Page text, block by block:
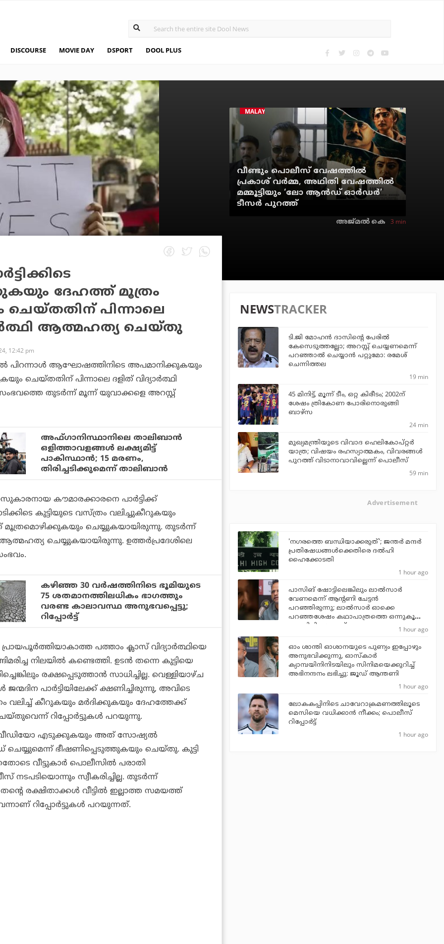
DISCOURSE MOVIE DAY DSPORT DOOL PLUS
MALAYALAM CINEMA
വീണ്ടും പൊലീസ് വേഷത്തിൽ
പ്രകാശ് വർമ്മ, അഥിതി വേഷത്തിൽ
മമ്മൂട്ടിയും ‘ലോ ആൻഡ് ഓർഡർ’
ടീസർ പുറത്ത്
അജ്മല്‍ കെ 3 min
ദേഹത്ത് മൂത്രം
ചെയ്തതിന് പിന്നാലെ
ആത്മഹത്യ ചെയ്തു
12:42 pm
പിറന്നാൾ ആഘോഷത്തിനിടെ അപമാനിക്കുകയും
ചെയ്തതിന് പിന്നാലെ ദളിത് വിദ്യാർത്ഥി
തുടർന്ന് മൂന്ന് യുവാക്കളെ അറസ്റ്റ്
അഫ്ഗാനിസ്ഥാനിലെ താലിബാൻ
ഒളിത്താവളങ്ങൾ ലക്ഷ്യമിട്ട്
പാകിസ്ഥാൻ; 15 മരണം,
തിരിച്ചടിക്കുമെന്ന് താലിബാൻ
കൗമാരക്കാരനെ പാർട്ടിക്ക്
കുട്ടിയുടെ വസ്ത്രം വലിച്ചുകീറുകയും
മൂത്രമൊഴിക്കുകയും ചെയ്യുകയായിരുന്നു. തുടർന്ന്
ചെയ്യുകയായിരുന്നു. ഉത്തർപ്രദേശിലെ
കഴിഞ്ഞ 30 വർഷത്തിനിടെ ഭൂമിയുടെ
75 ശതമാനത്തിലധികം ഭാഗത്തും
വരണ്ട കാലാവസ്ഥ അനുഭവപ്പെട്ടു;
റിപ്പോർട്ട്
പ്രായപൂർത്തിയാകാത്ത പത്താം ക്ലാസ് വിദ്യാർത്ഥിയെ
നിലയിൽ കണ്ടെത്തി. ഉടൻ തന്നെ കുട്ടിയെ
രക്ഷപ്പെടുത്താൻ സാധിച്ചില്ല. വെള്ളിയാഴ്ച
പാർട്ടിയിലേക്ക് ക്ഷണിച്ചിരുന്നു, അവിടെ
വലിച്ച് കീറുകയും മർദിക്കുകയും ദേഹത്തേക്ക്
റിപ്പോർട്ടുകൾ പറയുന്നു.
വീഡിയോ എടുക്കുകയും അത് സോഷ്യൽ
ഭീഷണിപ്പെടുത്തുകയും ചെയ്തു. കുട്ടി
വീട്ടുകാർ പൊലീസിൽ പരാതി
നടപടിയൊന്നും സ്വീകരിച്ചില്ല. തുടർന്ന്
രക്ഷിതാക്കൾ വീട്ടിൽ ഇല്ലാത്ത സമയത്ത്
റിപ്പോർട്ടുകൾ പറയുന്നത്.
NEWSTRACKER
ടി.ജി മോഹന്‍ ദാസിന്റെ പേരില്‍
കേസെടുത്തല്ലോ; അറസ്റ്റ് ചെയ്യണമെന്ന്
പറഞ്ഞാല്‍ ചെയ്യാന്‍ പറ്റുമോ: രമേശ്
ചെന്നിത്തല
19 min
45 മിനിട്ട്, മൂന്ന് ടീം, ഒറ്റ കിരീടം; 2002ന്
ശേഷം ത്രികോണ പോരിനൊരുങ്ങി
ബാഴ്‌സ
24 min
മുഖ്യമന്ത്രിയുടെ വിവാദ ഹെലികോപ്റ്റര്‍
യാത്ര; വിഷയം രഹസ്യാത്മകം, വിവരങ്ങള്‍
പുറത്ത് വിടാനാവാവില്ലെന്ന് പൊലീസ്
59 min
Advertisement
'നഗരത്തെ ബന്ധിയാക്കരുത്'; ജന്തര്‍ മന്ദര്‍
പ്രതിഷേധങ്ങള്‍ക്കെതിരെ ദല്‍ഹി
ഹൈക്കോടതി
1 hour ago
പാസിങ് ഷോട്ടിലെങ്കിലും ലാല്‍സാര്‍
വേണമെന്ന് ആന്റണി ചേട്ടന്‍
പറഞ്ഞിരുന്നു; ലാല്‍സാര്‍ ഓക്കെ
പറഞ്ഞശേഷം കഥാപാത്രത്തെ ഒന്നുകൂടി
പൊലിപ്പിച്ചു: ജൂഡ്
1 hour ago
ഓം ശാന്തി ഓശാനയുടെ പുണ്യം ഇപ്പോഴും
അനുഭവിക്കുന്നു, ഓസ്കാർ
ക്യാമ്പയിനിനിടയിലും സിനിമയെക്കുറിച്ച്
അഭിനന്ദനം ലഭിച്ചു: ജൂഡ് ആന്തണി
1 hour ago
ലോകകപ്പിനിടെ ചാവേറാക്രമണത്തിലൂടെ
മെസിയെ വധിക്കാന്‍ നീക്കം; പൊലീസ്
റിപ്പോര്‍ട്ട്
1 hour ago